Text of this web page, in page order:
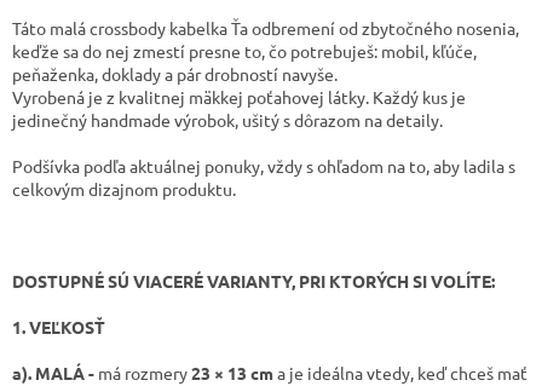
Táto malá crossbody kabelka Ťa odbremení od zbytočného nosenia,
keďže sa do nej zmestí presne to, čo potrebuješ: mobil, kľúče,
peňaženka, doklady a pár drobností navyše.
Vyrobená je z kvalitnej mäkkej poťahovej látky. Každý kus je
jedinečný handmade výrobok, ušitý s dôrazom na detaily.
Podšívka podľa aktuálnej ponuky, vždy s ohľadom na to, aby ladila s
celkovým dizajnom produktu.
DOSTUPNÉ SÚ VIACERÉ VARIANTY, PRI KTORÝCH SI VOLÍTE:
1. VEĽKOSŤ
a). MALÁ - má rozmery23 × 13 cma je ideálna vtedy, keď chceš mať